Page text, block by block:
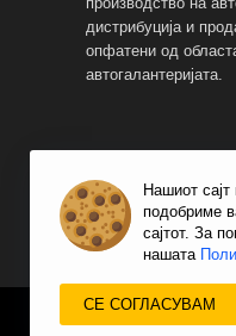
дистрибуција и
опфатени од
автогалантеријата.
Нашиот
подобриме
сајтот. За
нашата
СЕ СОГЛАСУВАМ